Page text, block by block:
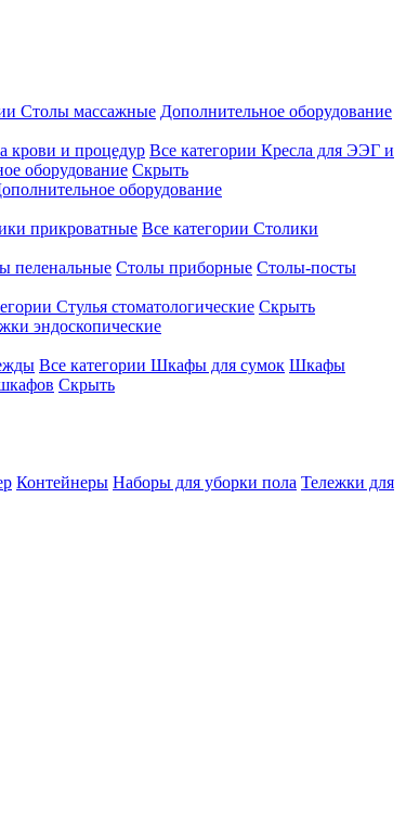
Столы массажные Дополнительное оборудование
крови и процедур Все категории Кресла для ЭЭГ и
оборудование Скрыть
оборудование
прикроватные Все категории Столики
пеленальные Столы приборные Столы-посты
Стулья стоматологические Скрыть
эндоскопические
Все категории Шкафы для сумок Шкафы
Скрыть
Контейнеры Наборы для уборки пола Тележки для